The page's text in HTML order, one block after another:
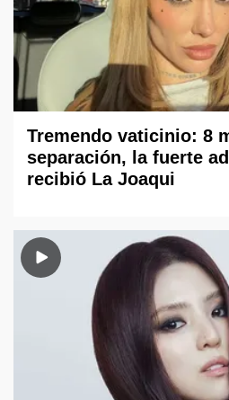
Tremendo vaticinio: 8
separación, la fuerte
recibió La Joaqui